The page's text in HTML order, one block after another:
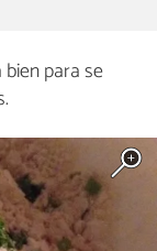
para se